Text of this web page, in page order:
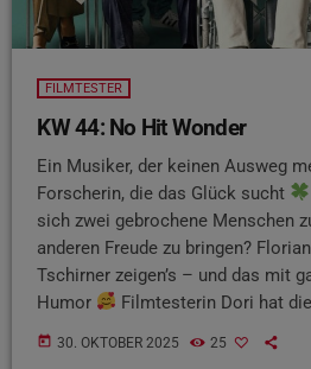
FILMTESTER
KW 44: No Hit Wonder
Ein Musiker, der keinen Ausweg
Forscherin, die das Glück sucht
sich zwei gebrochene Menschen
anderen Freude zu bringen?
Tschirner zeigen’s – und das mit
Humor
Filmtesterin Dori hat
today 30. OKTOBER 2025 25